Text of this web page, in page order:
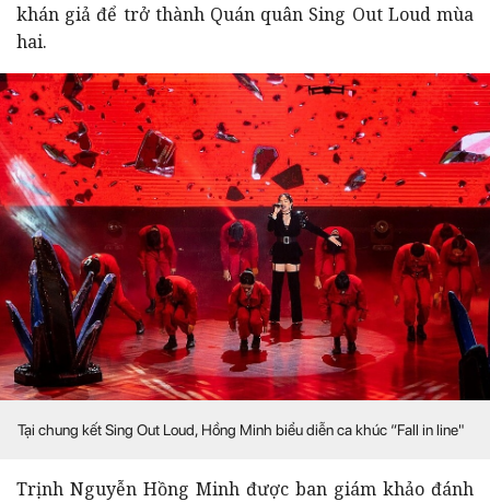
khán giả để trở thành Quán quân Sing Out Loud mùa
hai.
Tại chung kết Sing Out Loud, Hồng Minh biểu diễn ca khúc “Fall in line"
Trịnh Nguyễn Hồng Minh được ban giám khảo đánh